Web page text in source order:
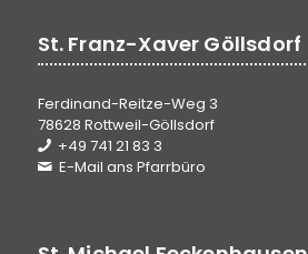
St. Franz-Xaver Göllsdorf
Ferdinand-Reitze-Weg 3
78628 Rottweil-Göllsdorf
+49 741 21 83 3
E-Mail ans Pfarrbüro